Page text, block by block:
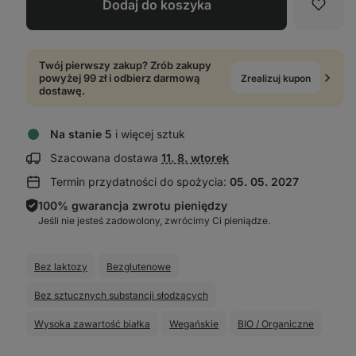
Dodaj do koszyka
Twój pierwszy zakup? Zrób zakupy
powyżej 99 zł i odbierz darmową
dostawę.
Zrealizuj kupon
Na stanie 5 i więcej sztuk
Szacowana dostawa Wyświetl
o dostawie:
11. 8. wtorek
Termin przydatności do spożycia: 05. 05. 2027
100% gwarancja zwrotu pieniędzy
Jeśli nie jesteś zadowolony, zwrócimy Ci pieniądze.
Bez laktozy Bezglutenowe
Bez sztucznych substancji słodzących
Wysoka zawartość białka Wegańskie BIO / Organiczne